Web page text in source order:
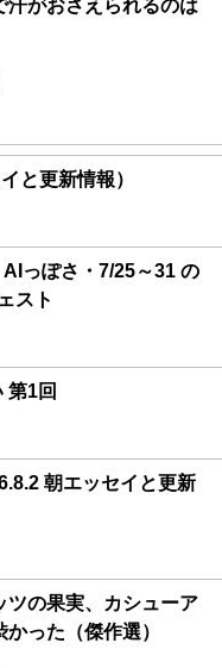
汗がおさえられるのは
と更新情報）
っぽさ・7/25～31 の
スト
第1回
朝エッセイと更新
ツの果実、カシューア
った（傑作選）